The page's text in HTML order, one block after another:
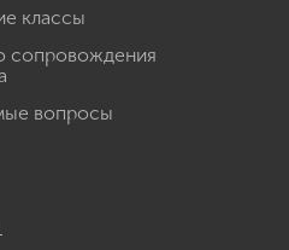
классы
сопровождения
вопросы